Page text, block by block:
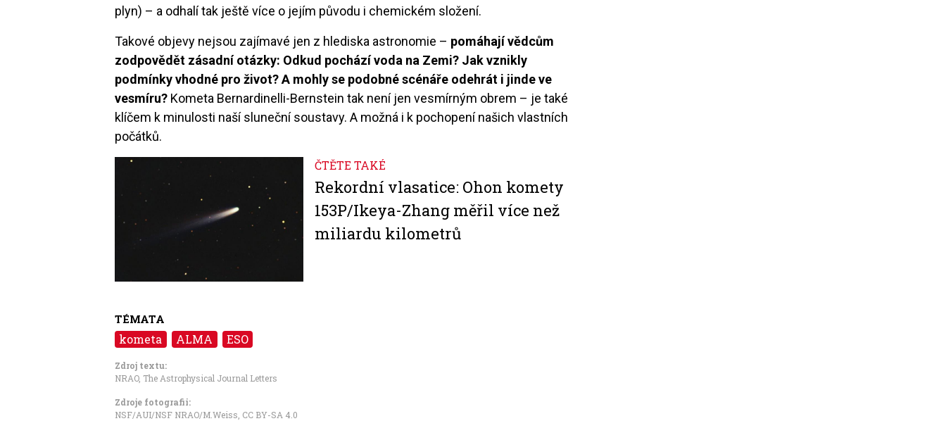
plyn) – a odhalí tak ještě více o jejím původu i chemickém složení.
Takové objevy nejsou zajímavé jen z hlediska astronomie – pomáhají vědcům
zodpovědět zásadní otázky: Odkud pochází voda na Zemi? Jak vznikly
podmínky vhodné pro život? A mohly se podobné scénáře odehrát i jinde ve
vesmíru? Kometa Bernardinelli-Bernstein tak není jen vesmírným obrem – je také
klíčem k minulosti naší sluneční soustavy. A možná i k pochopení našich vlastních
počátků.
Image ČTĚTE TAKÉ
Rekordní vlasatice: Ohon komety
153P/Ikeya-Zhang měřil více než
miliardu kilometrů
TÉMATA
kometa ALMA ESO
Zdroj textu:
NRAO, The Astrophysical Journal Letters
Zdroje fotografii:
NSF/AUI/NSF NRAO/M.Weiss CC BY-SA 4.0